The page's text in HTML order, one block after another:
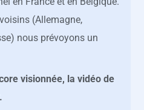
(Allemagne,
nous prévoyons un
visionnée, la vidéo de